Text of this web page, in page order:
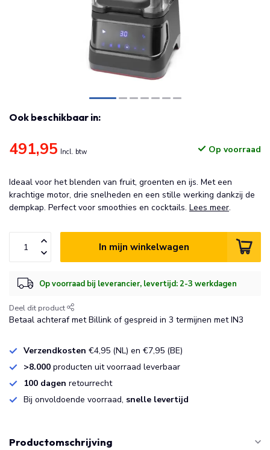
Ook beschikbaar in:
491,95 Incl. btw Op voorraad
Ideaal voor het blenden van fruit, groenten en ijs. Met een
krachtige motor, drie snelheden en een stille werking dankzij de
dempkap. Perfect voor smoothies en cocktails. Lees meer.
In mijn winkelwagen
Op voorraad bij leverancier, levertijd: 2-3 werkdagen
Deel dit product
Betaal achteraf met Billink of gespreid in 3 termijnen met IN3
Verzendkosten €4,95 (NL) en €7,95 (BE)
>8.000 producten uit voorraad leverbaar
100 dagen retourrecht
Bij onvoldoende voorraad, snelle levertijd
Productomschrijving